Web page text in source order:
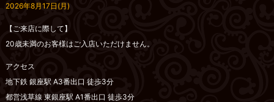
2026年8月17日(月)
【ご来店に際して】
20歳未満のお客様はご入店いただけません。
アクセス
地下鉄 銀座駅 A3番出口 徒歩3分
都営浅草線 東銀座駅 A1番出口 徒歩3分